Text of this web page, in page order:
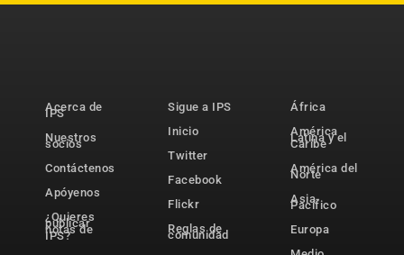
Acerca de
IPS
Nuestros
socios
Contáctenos
Apóyenos
¿Quieres
publicar
notas de
IPS?
Sigue a IPS
Inicio
Twitter
Facebook
Flickr
Reglas de
comunidad
África
América
Latina y el
Caribe
América del
Norte
Asia-
Pacífico
Europa